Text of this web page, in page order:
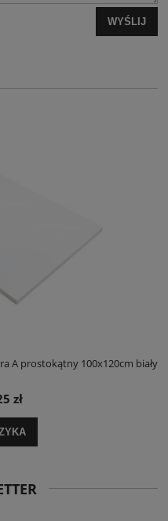
WYŚLIJ
A prostokątny 100x120cm biały
zł